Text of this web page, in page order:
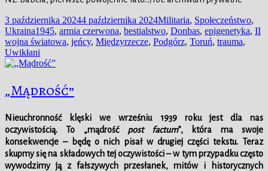
Data
publikacji
3 października 20244 października 2024Kategorie
Militaria, Społeczeństwo,
UkrainaTagi
1945, armia czerwona, bestialstwo, Donbas, epigenetyka, II
wojna światowa, jeńcy, Międzyrzecze, Podgórz, Toruń, trauma,
Uwikłani
„Mądrość”
Nieuchronność klęski we wrześniu 1939 roku jest dla nas
oczywistością. To „mądrość post factum”, która ma swoje
konsekwencje – będę o nich pisał w drugiej części tekstu. Teraz
skupmy się na składowych tej oczywistości – w tym przypadku często
wywodzimy ją z fałszywych przesłanek, mitów i historycznych